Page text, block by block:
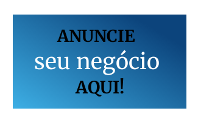
ANUNCIE
seu negócio
AQUI!